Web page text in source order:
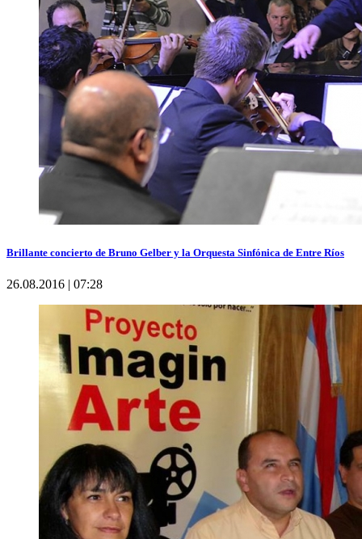
Brillante concierto de Bruno Gelber y la Orquesta Sinfónica de Entre Ríos
26.08.2016 | 07:28